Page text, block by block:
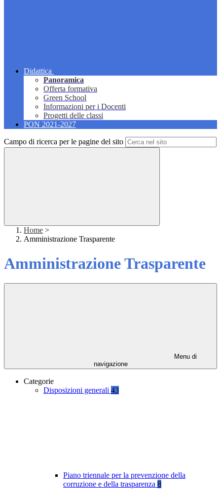
Didattica
Panoramica
Offerta formativa
Green School
Informazioni per i Docenti
Progetti delle classi
PON 2021-2027
Campo di ricerca per le pagine del sito
Home >
Amministrazione Trasparente
Amministrazione Trasparente
Menu di
navigazione
Categorie
Disposizioni generali 43
Piano triennale per la prevenzione della
corruzione e della trasparenza 8